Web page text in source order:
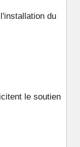
du
le soutien